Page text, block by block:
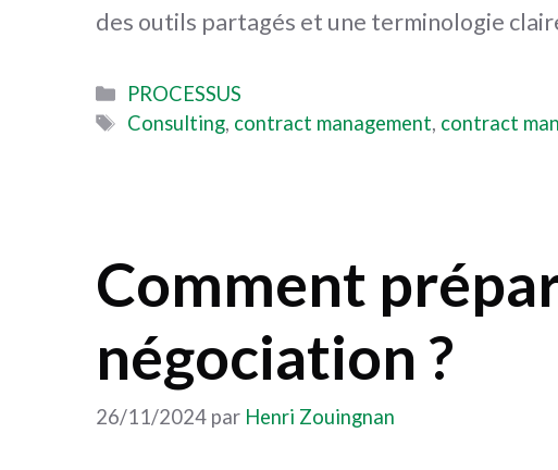
des outils partagés et une terminologie
Catégories
PROCESSUS
Étiquettes
Consulting, contract management, contract
Comment
négociation ?
26/11/2024 par Henri Zouingnan